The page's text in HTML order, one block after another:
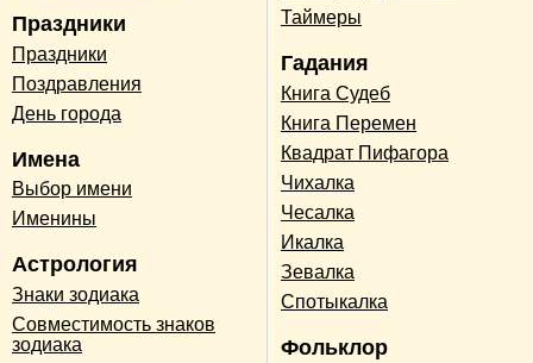
Праздники
Праздники
Поздравления
День города
Имена
Выбор имени
Именины
Астрология
Знаки зодиака
Совместимость знаков
зодиака
Таймеры
Гадания
Книга Судеб
Книга Перемен
Квадрат Пифагора
Чихалка
Чесалка
Икалка
Зевалка
Спотыкалка
Фольклор